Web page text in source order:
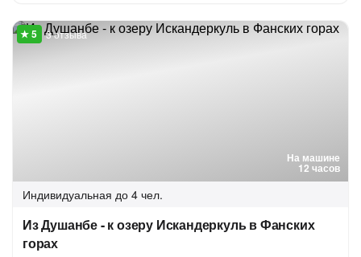
На машине
12 часов
3 отзыва
Индивидуальная до 4 чел.
Из Душанбе - к озеру Искандеркуль в Фанских
горах